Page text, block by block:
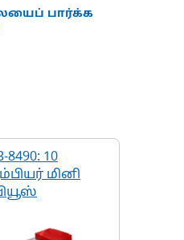
பார்க்க
8490: 10
மினி